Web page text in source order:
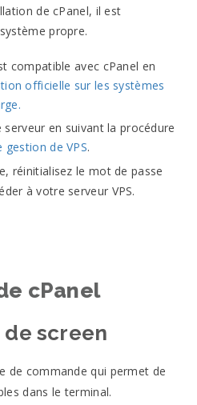
de cPanel, il est
propre.
compatible avec cPanel en
officielle sur les systèmes
serveur en suivant la procédure
gestion de VPS.
réinitialisez le mot de passe
à votre serveur VPS.
cPanel
screen
de commande qui permet de
dans le terminal.